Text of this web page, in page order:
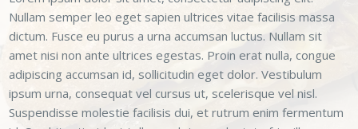
Nullam semper leo eget sapien ultrices vitae facilisis massa
dictum. Fusce eu purus a urna accumsan luctus. Nullam sit
amet nisi non ante ultrices egestas. Proin erat nulla, congue
adipiscing accumsan id, sollicitudin eget dolor. Vestibulum
ipsum urna, consequat vel cursus ut, scelerisque vel nisl.
Suspendisse molestie facilisis dui, et rutrum enim fermentum